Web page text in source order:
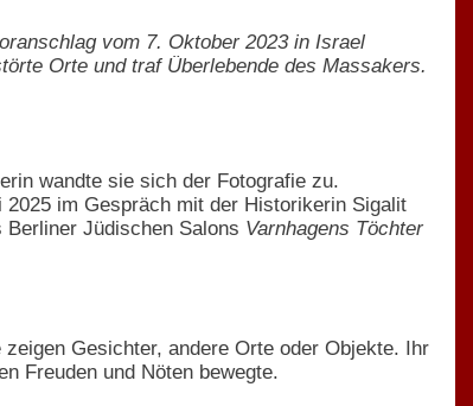
vom 7. Oktober 2023 in Israel
Orte und traf Überlebende des Massakers.
wandte sie sich der Fotografie zu.
im Gespräch mit der Historikerin Sigalit
Jüdischen Salons Varnhagens Töchter
Gesichter, andere Orte oder Objekte. Ihr
Freuden und Nöten bewegte.